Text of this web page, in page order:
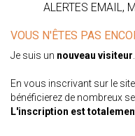
ALERTES EMAIL,
VOUS N'ÊTES PAS
Je suis un nouveau visiteur.
En vous inscrivant sur le
bénéficierez de nombreux
L'inscription est